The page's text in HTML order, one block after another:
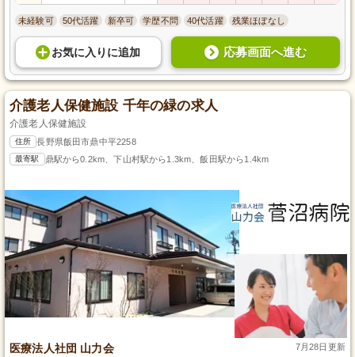
未経験可 50代活躍 新卒可 学歴不問 40代活躍 残業ほぼなし
お気に入り に追加 応募画面へ進む
介護老人保健施設 千年の緑の求人
介護老人保健施設
住所 長野県飯田市鼎中平2258
最寄駅 鼎駅から0.2km、下山村駅から1.3km、飯田駅から1.4km
医療法人社団 山力会 7月28日更新